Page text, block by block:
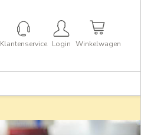
Klantenservice Login Winkelwagen